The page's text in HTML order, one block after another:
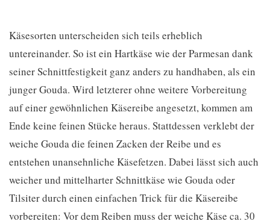
Käsesorten unterscheiden sich teils erheblich
untereinander. So ist ein Hartkäse wie der Parmesan dank
seiner Schnittfestigkeit ganz anders zu handhaben, als ein
junger Gouda. Wird letzterer ohne weitere Vorbereitung
auf einer gewöhnlichen Käsereibe angesetzt, kommen am
Ende keine feinen Stücke heraus. Stattdessen verklebt der
weiche Gouda die feinen Zacken der Reibe und es
entstehen unansehnliche Käsefetzen. Dabei lässt sich auch
weicher und mittelharter Schnittkäse wie Gouda oder
Tilsiter durch einen einfachen Trick für die Käsereibe
vorbereiten: Vor dem Reiben muss der weiche Käse ca. 30